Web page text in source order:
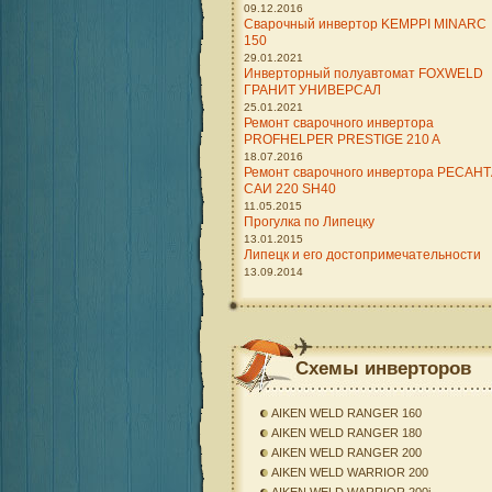
09.12.2016
Сварочный инвертор KEMPPI MINARC
150
29.01.2021
Инверторный полуавтомат FOXWELD
ГРАНИТ УНИВЕРСАЛ
25.01.2021
Ремонт сварочного инвертора
PROFHELPER PRESTIGE 210 A
18.07.2016
Ремонт сварочного инвертора
САИ 220 SH40
11.05.2015
Прогулка по Липецку
13.01.2015
Липецк и его достопримечательности
13.09.2014
Схемы инверторов
AIKEN WELD RANGER 160
AIKEN WELD RANGER 180
AIKEN WELD RANGER 200
AIKEN WELD WARRIOR 200